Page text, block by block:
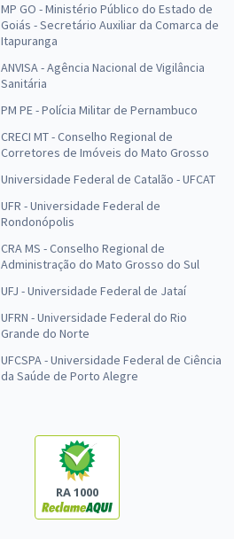
MP GO - Ministério Público do Estado de
Goiás - Secretário Auxiliar da Comarca de
Itapuranga
ANVISA - Agência Nacional de Vigilância
Sanitária
PM PE - Polícia Militar de Pernambuco
CRECI MT - Conselho Regional de
Corretores de Imóveis do Mato Grosso
Universidade Federal de Catalão - UFCAT
UFR - Universidade Federal de
Rondonópolis
CRA MS - Conselho Regional de
Administração do Mato Grosso do Sul
UFJ - Universidade Federal de Jataí
UFRN - Universidade Federal do Rio
Grande do Norte
UFCSPA - Universidade Federal de Ciência
da Saúde de Porto Alegre
RA 1000